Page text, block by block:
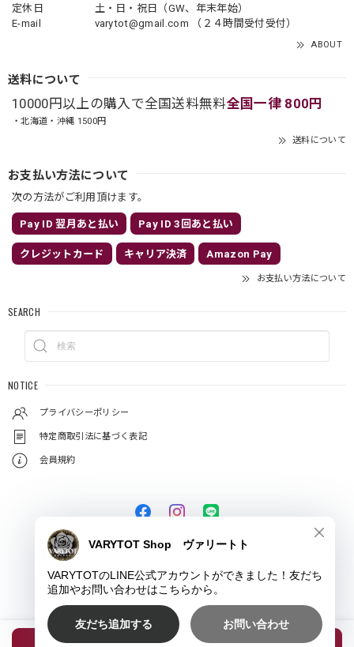
定休日
土・日・祝日（GW、年末年始）
E-mail
varytot@gmail.com （２４時間受付受付）
ABOUT
送料について
10000円以上の購入で全国送料無料全国一律 800円
・北海道・沖縄 1500円
送料について
お支払い方法について
次の方法がご利用頂けます。
Pay ID 翌月あと払い Pay ID 3回あと払い
クレジットカード キャリア決済 Amazon Pay
お支払い方法について
SEARCH
NOTICE
プライバシーポリシー
特定商取引法に基づく表記
会員規約